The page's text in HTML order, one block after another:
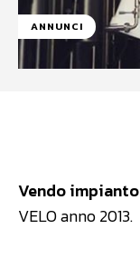
ANNUNCI
Vendo
VELO anno 2013.